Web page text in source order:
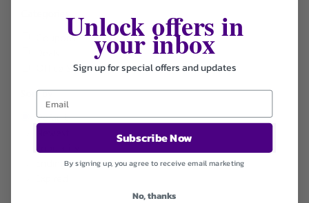
Coupons
Office Supplies
Sort by
Default
Popularity
Ending Soon
Unlock offers in
your inbox
Sign up for special offers and updates
Subscribe Now
By signing up, you agree to receive email marketing
No, thanks